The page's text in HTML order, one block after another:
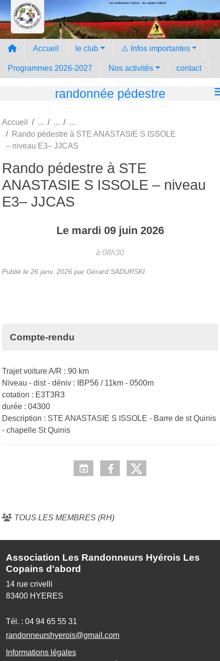
Les randonneurs hyèrois - les copains d'abord
Accueil le club ⚠️ Infos importantes
Programmes 2026-2027 Nos activités contact
randonnée pédestre
Accueil
Rando pédestre à STE ANASTASIE S ISSOLE
– niveau E3– JJCAS
Rando pédestre à STE
ANASTASIE S ISSOLE – niveau
E3– JJCAS
Le mardi 09 juin 2026
à 08h30
Publié le 26 janv. 2026 par Gérard SADURSKI
Compte-rendu
Trajet voiture A/R : 90 km
Niveau - dist - déniv : IBP56 / 11km - 0500m
cotation : E3T3R3
durée : 04300
Description : STE ANASTASIE S ISSOLE - Barre de st Quinis
- chapelle St Quinis
TOUS LES MEMBRES (RH)
Association Les Randonneurs Hyérois Les
Copains d'abord
14 rue crivelli
83400 HYERES
Tél. : 04 94 65 55 31
randonneurshyerois@gmail.com
Informations légales
Panneau de gestion des cookies